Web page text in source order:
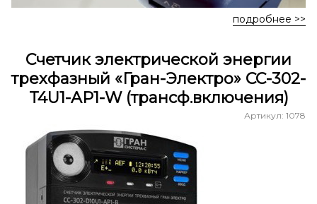
подробнее >>
Счетчик электрической энергии
трехфазный «Гран-Электро» СС-302-
T4U1-AP1-W (трансф.включения)
Артикул: 1078